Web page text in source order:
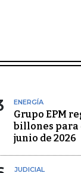
ENERGÍA
Grupo EPM
billones para
junio de 2026
JUDICIAL